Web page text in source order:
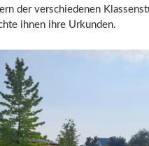
der verschiedenen
ihnen ihre Urkunden.